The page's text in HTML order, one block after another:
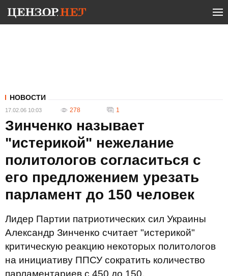
НОВОСТИ
17.02.06 10:03 278 1
Зинченко называет
"истерикой" нежелание
политологов согласиться с
его предложением урезать
парламент до 150 человек
Лидер Партии патриотических сил Украины
Александр Зинченко считает "истерикой"
критическую реакцию некоторых политологов
на инициативу ППСУ сократить количество
парламентариев с 450 до 150.